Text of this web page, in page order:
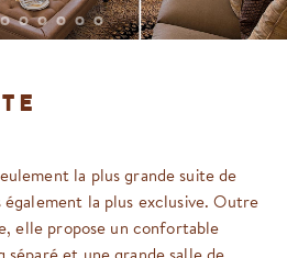
la plus grande suite de
également la plus exclusive. Outre
elle propose un confortable